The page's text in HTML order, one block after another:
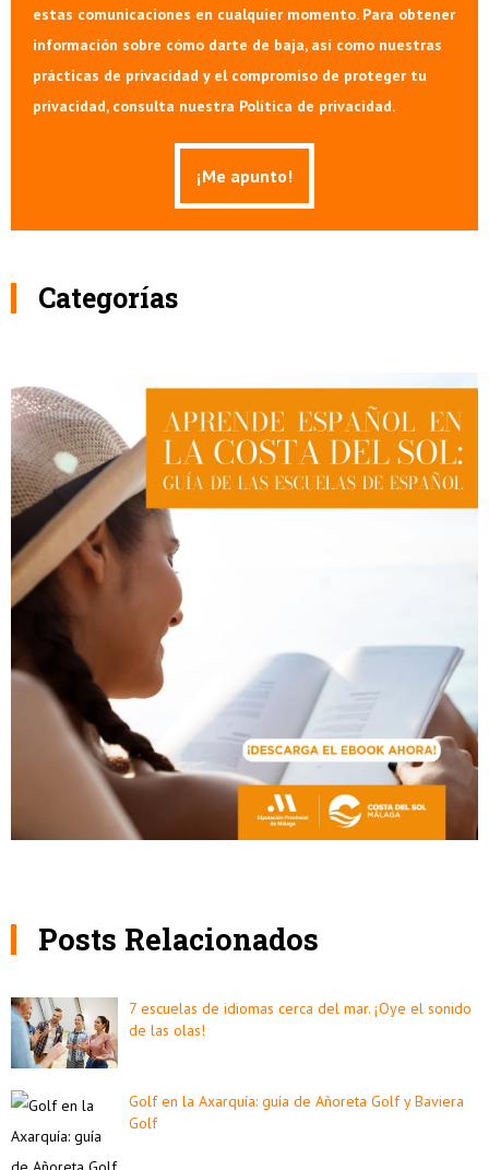
estas comunicaciones en cualquier momento. Para obtener
información sobre cómo darte de baja, así como nuestras
prácticas de privacidad y el compromiso de proteger tu
privacidad, consulta nuestra Política de privacidad.
Categorías
Posts Relacionados
7 escuelas de idiomas cerca del mar. ¡Oye el sonido
de las olas!
Golf en la Axarquía: guía de Añoreta Golf y Baviera
Golf